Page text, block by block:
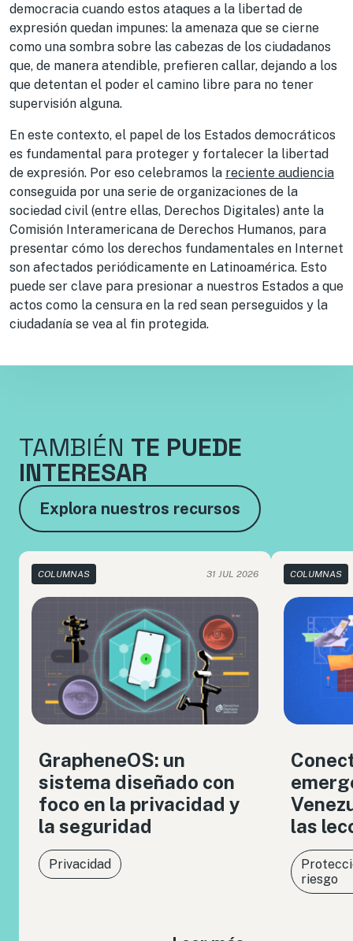
democracia cuando estos ataques a la libertad de
expresión quedan impunes: la amenaza que se cierne
como una sombra sobre las cabezas de los ciudadanos
que, de manera atendible, prefieren callar, dejando a los
que detentan el poder el camino libre para no tener
supervisión alguna.
En este contexto, el papel de los Estados democráticos
es fundamental para proteger y fortalecer la libertad
de expresión. Por eso celebramos la reciente audiencia
conseguida por una serie de organizaciones de la
sociedad civil (entre ellas, Derechos Digitales) ante la
Comisión Interamericana de Derechos Humanos, para
presentar cómo los derechos fundamentales en Internet
son afectados periódicamente en Latinoamérica. Esto
puede ser clave para presionar a nuestros Estados a que
actos como la censura en la red sean perseguidos y la
ciudadanía se vea al fin protegida.
TAMBIÉN TE PUEDE
INTERESAR
Explora nuestros recursos
COLUMNAS 31 JUL 2026
GrapheneOS: un
sistema diseñado con
foco en la privacidad y
la seguridad
Privacidad
COLUMNAS
las
riesgo